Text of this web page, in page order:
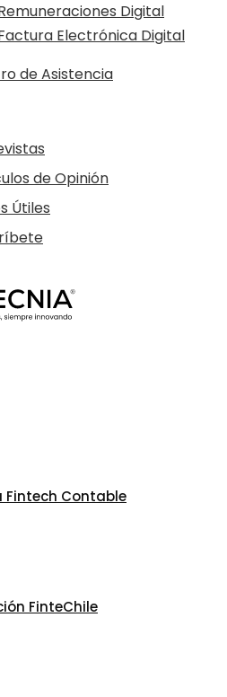
Digital
Electrónica Digital
de Asistencia
de Opinión
Útiles
Fintech Contable
FinteChile